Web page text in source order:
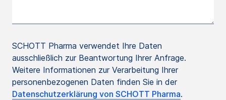
SCHOTT Pharma verwendet Ihre Daten
ausschließlich zur Beantwortung Ihrer Anfrage.
Weitere Informationen zur Verarbeitung Ihrer
personenbezogenen Daten finden Sie in der
Datenschutzerklärung von SCHOTT Pharma.